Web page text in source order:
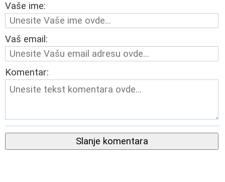
Vaše ime:
Vaš email:
Komentar:
Slanje komentara